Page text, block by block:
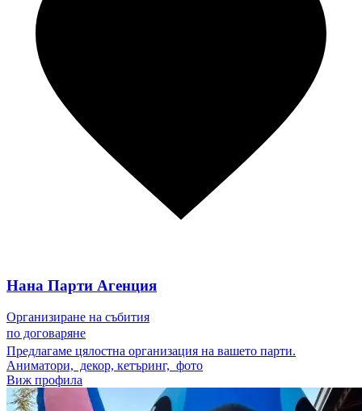
Нана Парти Агенция
Организиране на събития
по договаряне
Предлагаме цялостна организация на вашето парти.
Аниматори, декор, кетъринг, фото
Виж профила